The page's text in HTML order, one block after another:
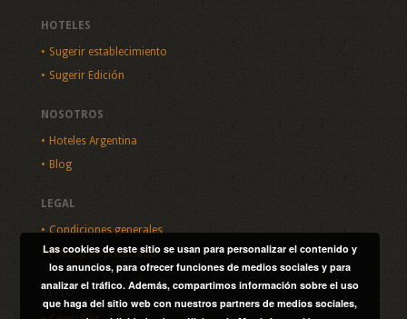
HOTELES
Sugerir establecimiento
Sugerir Edición
NOSOTROS
Hoteles Argentina
Blog
LEGAL
Condiciones generales
Política de privacidad
SITIO
Las cookies de este sitio se usan para personalizar el contenido y
los anuncios, para ofrecer funciones de medios sociales y para
analizar el tráfico. Además, compartimos información sobre el uso
que haga del sitio web con nuestros partners de medios sociales,